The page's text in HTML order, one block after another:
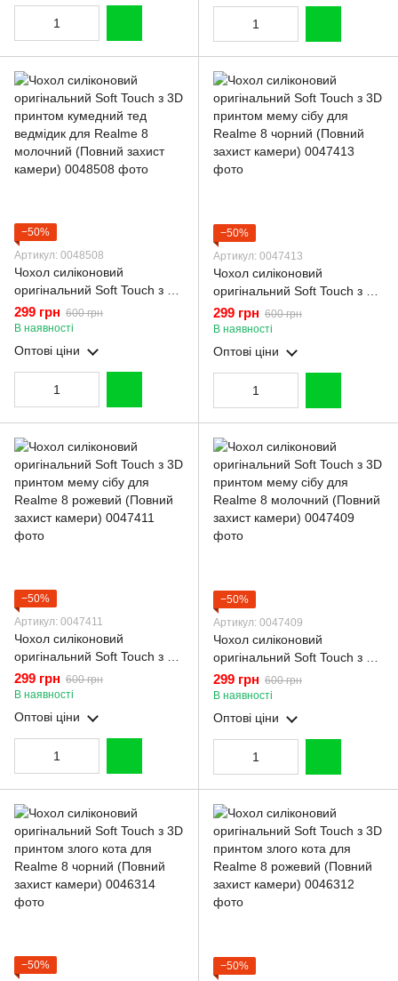
−50%
Артикул: 0048508
Чохол силіконовий
оригінальний Soft Touch з 3D
принтом кумедний тед
ведмідик для Realme 8
молочний (Повний захист
299 грн 600 грн
В наявності
Оптові ціни
−50%
Артикул: 0047413
Чохол силіконовий
оригінальний Soft Touch з 3D
принтом мему сібу для
Realme 8 чорний (Повний
захист камери)
299 грн 600 грн
В наявності
Оптові ціни
−50%
Артикул: 0047411
Чохол силіконовий
оригінальний Soft Touch з 3D
принтом мему сібу для
Realme 8 рожевий (Повний
захист камери)
299 грн 600 грн
В наявності
Оптові ціни
−50%
Артикул: 0047409
Чохол силіконовий
оригінальний Soft Touch з 3D
принтом мему сібу для
Realme 8 молочний (Повний
захист камери)
299 грн 600 грн
В наявності
Оптові ціни
−50%
−50%